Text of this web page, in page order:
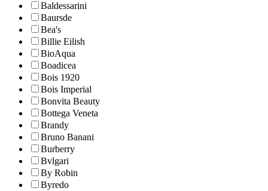
Baldessarini
Baursde
Bea's
Billie Eilish
BioAqua
Boadicea
Bois 1920
Bois Imperial
Bonvita Beauty
Bottega Veneta
Brandy
Bruno Banani
Burberry
Bvlgari
By Robin
Byredo